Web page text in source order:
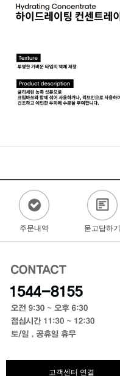
주문내역 묻고답하기
고객센터 연결